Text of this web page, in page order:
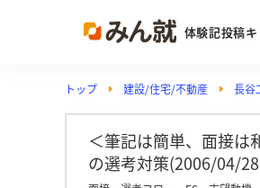
体験記投稿
トップ 建設/住宅/不動産 長谷
＜筆記は簡単、面接は
の選考対策(2006/04/